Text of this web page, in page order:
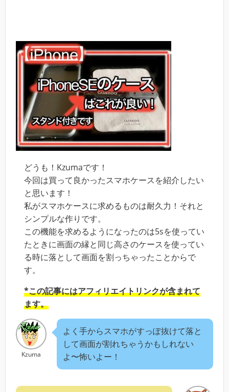
どうも！Kzumaです！
今回は買って良かったスマホケースを紹介したい
と思います！
私がスマホケースに求めるものは耐久力！それと
シンプルな作りです。
この機能を求めるようになったのは5sを使ってい
たときに画面の縁と同じ高さのケースを使ってい
る時に落として画面を割っちゃったことからで
す。
*この記事にはアフィリエイトリンクが含まれて
ます。
Kzuma
よく手からスマホがすっぽ抜けて落と
して画面が割れちゃうかもしれない
よ〜怖いよー！